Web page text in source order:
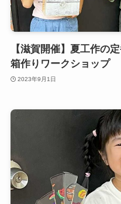
【滋賀開催】夏工作の
箱作りワークショップ
2023年9月1日